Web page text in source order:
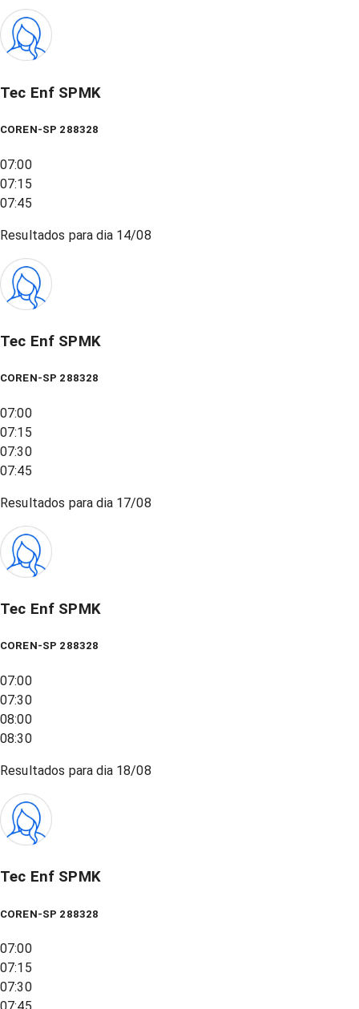
Tec Enf SPMK
COREN-SP 288328
07:00
07:15
07:45
Resultados para dia 14/08
Tec Enf SPMK
COREN-SP 288328
07:00
07:15
07:30
07:45
Resultados para dia 17/08
Tec Enf SPMK
COREN-SP 288328
07:00
07:30
08:00
08:30
Resultados para dia 18/08
Tec Enf SPMK
COREN-SP 288328
07:00
07:15
07:30
07:45